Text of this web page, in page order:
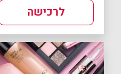
לרכישה